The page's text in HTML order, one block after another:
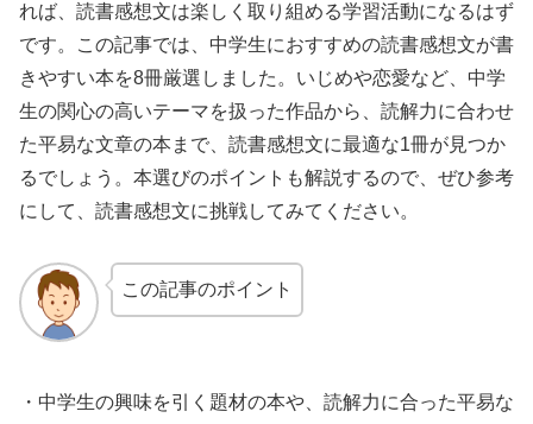
れば、読書感想文は楽しく取り組める学習活動になるはず
です。この記事では、中学生におすすめの読書感想文が書
きやすい本を8冊厳選しました。いじめや恋愛など、中学
生の関心の高いテーマを扱った作品から、読解力に合わせ
た平易な文章の本まで、読書感想文に最適な1冊が見つか
るでしょう。本選びのポイントも解説するので、ぜひ参考
にして、読書感想文に挑戦してみてください。
この記事のポイント
・中学生の興味を引く題材の本や、読解力に合った平易な